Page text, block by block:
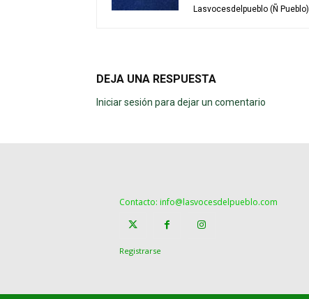
Lasvocesdelpueblo (Ñ Pueblo)
DEJA UNA RESPUESTA
Iniciar sesión para dejar un comentario
Contacto: info@lasvocesdelpueblo.com
Registrarse